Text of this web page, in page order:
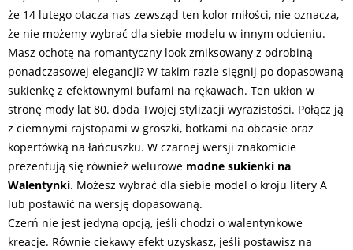
że 14 lutego otacza nas zewsząd ten kolor miłości, nie oznacza,
że nie możemy wybrać dla siebie modelu w innym odcieniu.
Masz ochotę na romantyczny look zmiksowany z odrobiną
ponadczasowej elegancji? W takim razie sięgnij po dopasowaną
sukienkę z efektownymi bufami na rękawach. Ten ukłon w
stronę mody lat 80. doda Twojej stylizacji wyrazistości. Połącz ją
z ciemnymi rajstopami w groszki, botkami na obcasie oraz
kopertówką na łańcuszku. W czarnej wersji znakomicie
prezentują się również welurowe modne sukienki na
Walentynki. Możesz wybrać dla siebie model o kroju litery A
lub postawić na wersję dopasowaną.
Czerń nie jest jedyną opcją, jeśli chodzi o walentynkowe
kreacje. Równie ciekawy efekt uzyskasz, jeśli postawisz na